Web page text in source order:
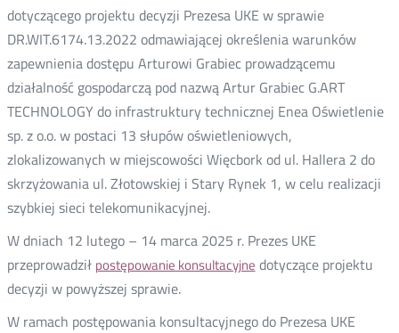
dotyczącego projektu decyzji Prezesa UKE w sprawie
DR.WIT.6174.13.2022 odmawiającej określenia warunków
zapewnienia dostępu Arturowi Grabiec prowadzącemu
działalność gospodarczą pod nazwą Artur Grabiec G.ART
TECHNOLOGY do infrastruktury technicznej Enea Oświetlenie
sp. z o.o. w postaci 13 słupów oświetleniowych,
zlokalizowanych w miejscowości Więcbork od ul. Hallera 2 do
skrzyżowania ul. Złotowskiej i Stary Rynek 1, w celu realizacji
szybkiej sieci telekomunikacyjnej.
W dniach 12 lutego – 14 marca 2025 r. Prezes UKE
przeprowadził postępowanie konsultacyjne dotyczące projektu
decyzji w powyższej sprawie.
W ramach postępowania konsultacyjnego do Prezesa UKE